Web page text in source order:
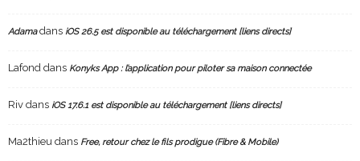
Adamadans iOS 26.5 est disponible au téléchargement [liens directs]
Lafond dans Konyks App : l’application pour piloter sa maison connectée
Riv dans iOS 17.6.1 est disponible au téléchargement [liens directs]
Ma2thieu dans Free, retour chez le fils prodigue (Fibre & Mobile)